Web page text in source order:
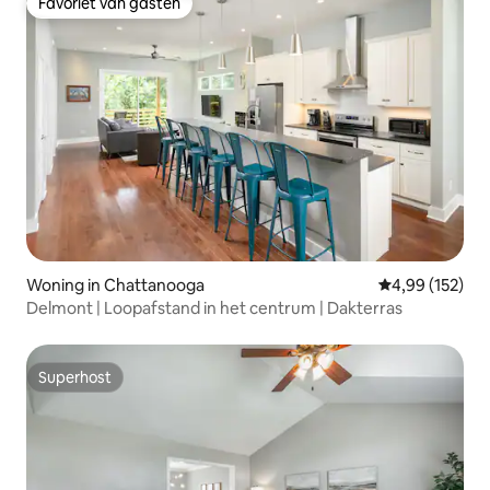
Favoriet van gasten
Woning in Chattanooga Gemiddelde
4,99 (152)
Delmont | Loopafstand in het centrum | Dakterras
Superhost
Superhost